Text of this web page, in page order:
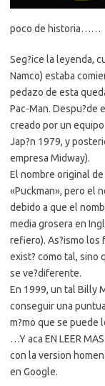
poco de historia……
Seg?ice la leyenda,
Namco) estaba
pedazo de esta
Pac-Man. Despu?de
creado por un
Jap?n 1979, y
empresa Midway).
El nombre original
«Puckman», pero el
debido a que el
media grosera en
refiero). As?ismo los
exist? como tal, sino
se ve?diferente.
En 1999, un tal Billy
conseguir una
m?mo que se
…Y aca EN LEER
con la version
en Google.